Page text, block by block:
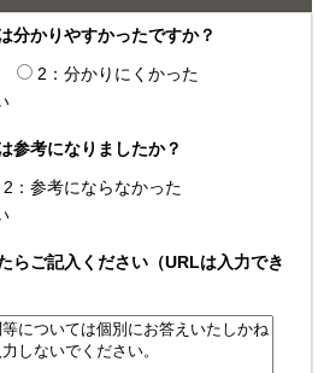
分かりやすかったですか？
2：分かりにくかった
参考になりましたか？
2：参考にならなかった
らご記入ください（URLは入力でき